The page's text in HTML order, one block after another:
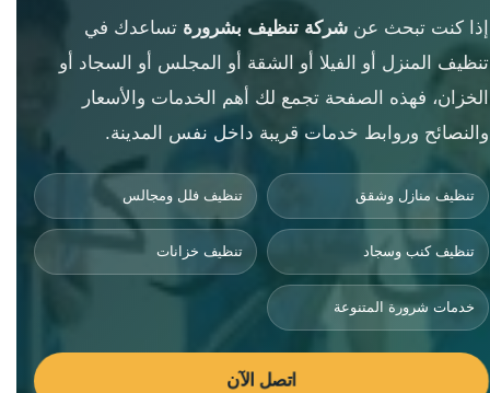
إذا كنت تبحث عن شركة تنظيف بشرورة تساعدك في
تنظيف المنزل أو الفيلا أو الشقة أو المجلس أو السجاد أو
الخزان، فهذه الصفحة تجمع لك أهم الخدمات والأسعار
والنصائح وروابط خدمات قريبة داخل نفس المدينة.
تنظيف منازل وشقق تنظيف فلل ومجالس
تنظيف كنب وسجاد تنظيف خزانات
خدمات شرورة المتنوعة
اتصل الآن